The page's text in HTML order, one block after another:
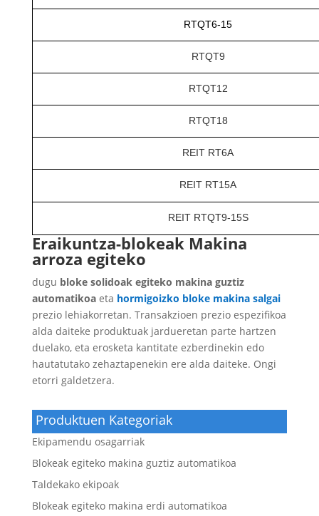
RTQT6-15
RTQT9
RTQT12
RTQT18
REIT RT6A
REIT RT15A
REIT RTQT9-15S
Eraikuntza-blokeak Makina
arroza egiteko
dugu bloke solidoak egiteko makina guztiz
automatikoaeta hormigoizko bloke makina salgai
prezio lehiakorretan. Transakzioen prezio espezifikoa
alda daiteke produktuak jardueretan parte hartzen
duelako, eta erosketa kantitate ezberdinekin edo
hautatutako zehaztapenekin ere alda daiteke. Ongi
etorri galdetzera.
Produktuen Kategoriak
Ekipamendu osagarriak
Blokeak egiteko makina guztiz automatikoa
Taldekako ekipoak
Blokeak egiteko makina erdi automatikoa